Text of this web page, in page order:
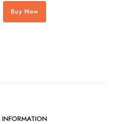
Buy Now
INFORMATION